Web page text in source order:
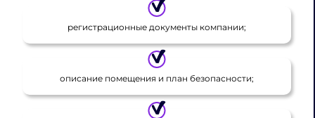
регистрационные документы компании;
описание помещения и план безопасности;